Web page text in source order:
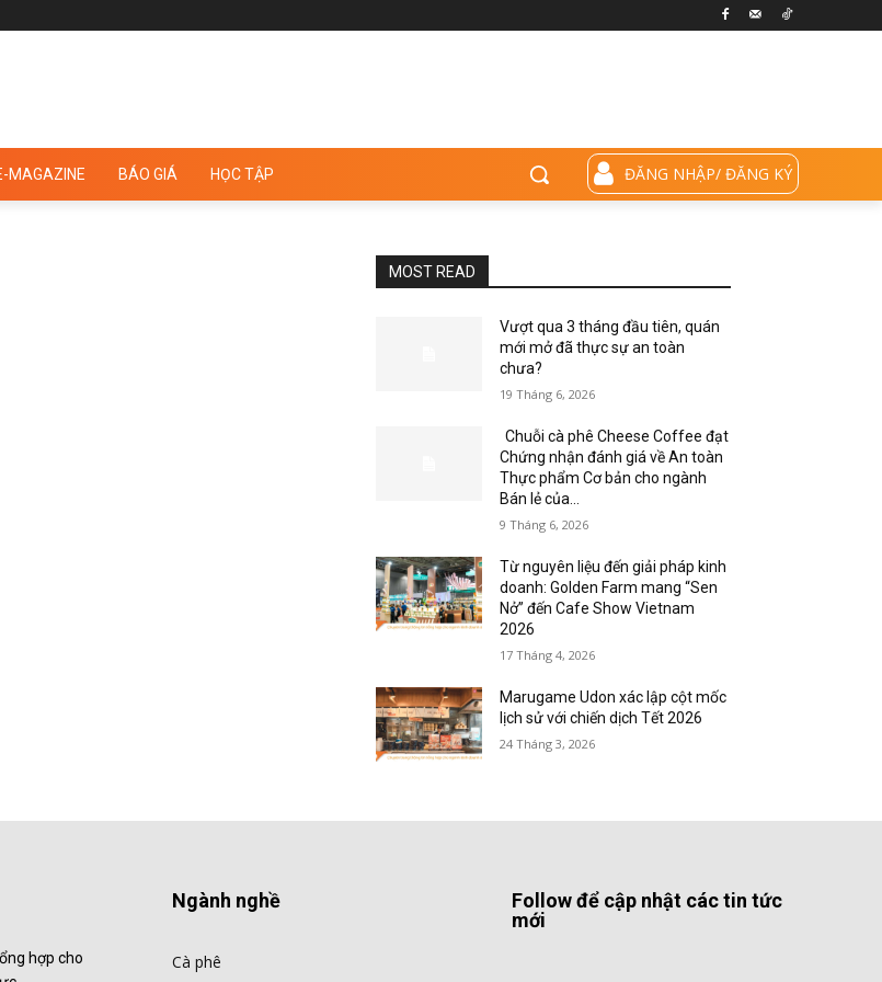
MAGAZINE BÁO GIÁ HỌC TẬP ĐĂNG NHẬP/ ĐĂNG KÝ
MOST READ
Vượt qua 3 tháng đầu tiên, quán
mới mở đã thực sự an toàn
chưa?
19 Tháng 6, 2026
Chuỗi cà phê Cheese Coffee đạt
Chứng nhận đánh giá về An toàn
Thực phẩm Cơ bản cho ngành
Bán lẻ của...
9 Tháng 6, 2026
Từ nguyên liệu đến giải pháp kinh
doanh: Golden Farm mang “Sen
Nở” đến Cafe Show Vietnam
2026
17 Tháng 4, 2026
Marugame Udon xác lập cột mốc
lịch sử với chiến dịch Tết 2026
24 Tháng 3, 2026
hợp cho
Ngành nghề
Cà phê
Follow để cập nhật các tin tức
mới